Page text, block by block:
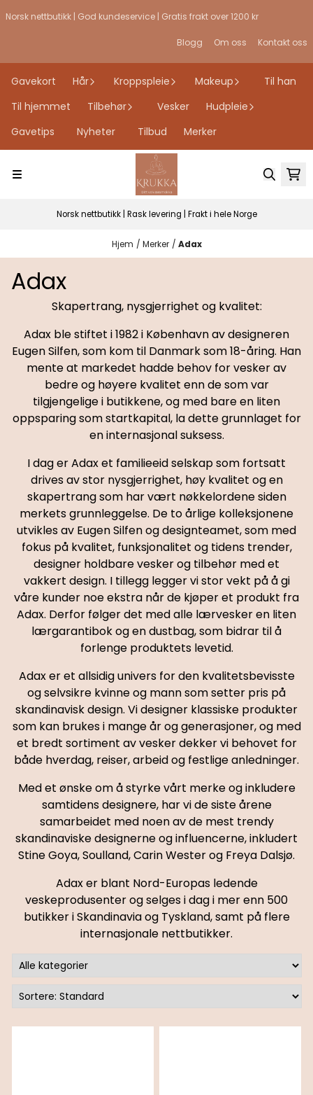
Hopp til innhold
Norsk nettbutikk | God kundeservice | Gratis frakt over 1200 kr
Blogg Om oss Kontakt oss
Gavekort Hår Kroppspleie Makeup
Til han
Til hjemmet
Tilbehør Vesker
Hudpleie
Gavetips
Nyheter Tilbud Merker
Norsk nettbutikk | Rask levering | Frakt i hele Norge
Hjem / Merker / Adax
Adax
Skapertrang, nysgjerrighet og kvalitet:
Adax ble stiftet i 1982 i København av designeren
Eugen Silfen, som kom til Danmark som 18-åring. Han
mente at markedet hadde behov for vesker av
bedre og høyere kvalitet enn de som var
tilgjengelige i butikkene, og med bare en liten
oppsparing som startkapital, la dette grunnlaget for
en internasjonal suksess.
I dag er Adax et familieeid selskap som fortsatt
drives av stor nysgjerrighet, høy kvalitet og en
skapertrang som har vært nøkkelordene siden
merkets grunnleggelse. De to årlige kolleksjonene
utvikles av Eugen Silfen og designteamet, som med
fokus på kvalitet, funksjonalitet og tidens trender,
designer holdbare vesker og tilbehør med et
vakkert design. I tillegg legger vi stor vekt på å gi
våre kunder noe ekstra når de kjøper et produkt fra
Adax. Derfor følger det med alle lærvesker en liten
lærgarantibok og en dustbag, som bidrar til å
forlenge produktets levetid.
Adax er et allsidig univers for den kvalitetsbevisste
og selvsikre kvinne og mann som setter pris på
skandinavisk design. Vi designer klassiske produkter
som kan brukes i mange år og generasjoner, og med
et bredt sortiment av vesker dekker vi behovet for
både hverdag, reiser, arbeid og festlige anledninger.
Med et ønske om å styrke vårt merke og inkludere
samtidens designere, har vi de siste årene
samarbeidet med noen av de mest trendy
skandinaviske designerne og influencerne, inkludert
Stine Goya, Soulland, Carin Wester og Freya Dalsjø.
Adax er blant Nord-Europas ledende
veskeprodusenter og selges i dag i mer enn 500
butikker i Skandinavia og Tyskland, samt på flere
internasjonale nettbutikker.